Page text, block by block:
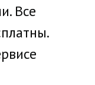
Все